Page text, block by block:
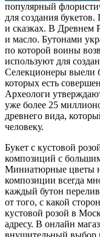
популярный
для создания
и сказках. В Древнем
и масло. Бутонами
по которой воины
используют для
Селекционеры выели
которых есть
Археологи
уже более 25
древнего вида,
человеку.
Букет с кустовой
композиций с
Миниатюрные цветы
композиции всегда
каждый бутон
от того, с какой
кустовой розой в
адресу. В онлайн
внушительный выбор